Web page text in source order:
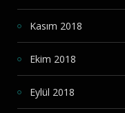
Kasım 2018
Ekim 2018
Eylül 2018